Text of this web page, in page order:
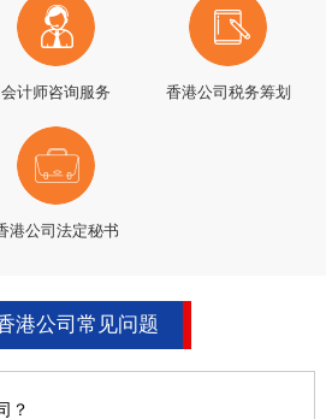
会计师咨询服务 香港公司税务筹划
港公司法定秘书
港公司常见问题
？